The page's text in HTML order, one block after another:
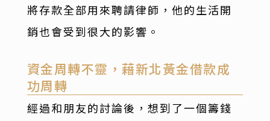
將存款全部用來聘請律師，他的生活開
銷也會受到很大的影響。
資金周轉不靈，藉新北黃金借款成
功周轉
經過和朋友的討論後，想到了一個籌錢